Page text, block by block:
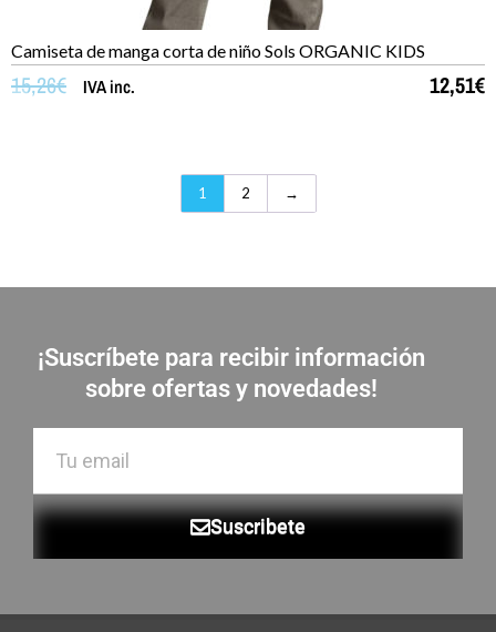
Camiseta de manga corta de niño Sols ORGANIC KIDS
15,26€ 12,51€
IVA inc.
1 2 →
¡Suscríbete para recibir información
sobre ofertas y novedades!
Suscribete